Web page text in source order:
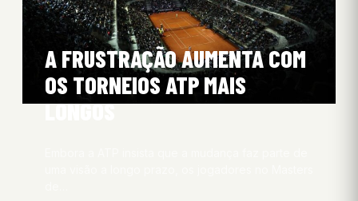
A FRUSTRAÇÃO AUMENTA COM
OS TORNEIOS ATP MAIS
LONGOS